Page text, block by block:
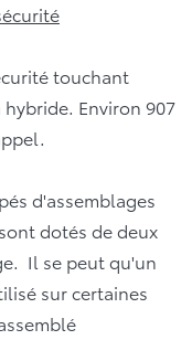
touchant
Environ 907
d'assemblages
dotés de deux
Il se peut qu'un
sur certaines